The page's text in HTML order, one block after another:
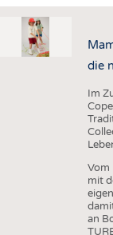
HAUS- UND
BEKLEIDUNG
TESTS
AUSSCHREIBUNGEN
DTV
DAUNENCHECK
die
Im
Vom
mit
an